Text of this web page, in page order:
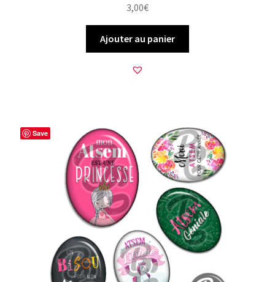
3,00€
Ajouter au panier
Save